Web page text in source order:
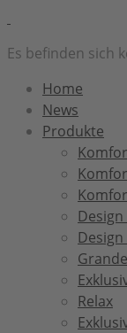
Es befinden sich
Home
News
Produkte
Design
Design
Grande
Relax